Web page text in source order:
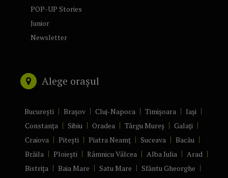
POP-UP Stories
Junior
Newsletter
Alege orașul
București Brașov Cluj-Napoca Timișoara
Iași
Constanța
Sibiu Oradea Târgu Mureș
Galați
Craiova
Pitești Piatra Neamț Suceava
Bacău
Brăila
Ploiești Râmnicu Vâlcea Alba Iulia
Arad
Bistrița
Baia Mare Satu Mare
Sfântu Gheorghe